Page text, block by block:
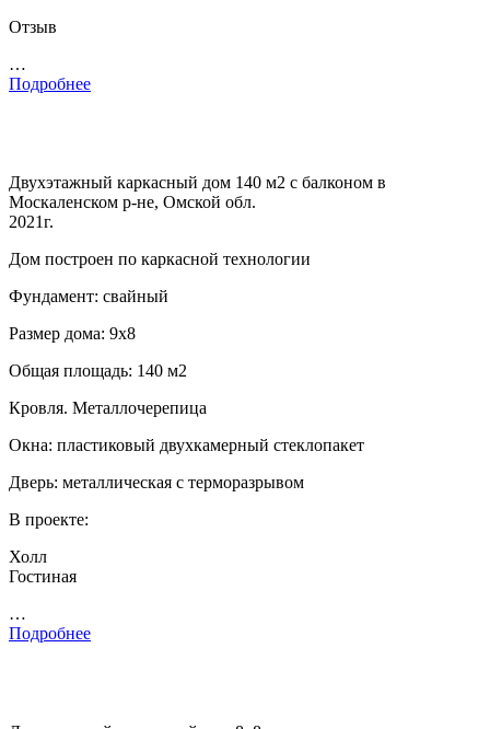
Отзыв
…
Подробнее
Двухэтажный каркасный дом 140 м2 с балконом в
Москаленском р-не, Омской обл.
2021г.
Дом построен по каркасной технологии
Фундамент: свайный
Размер дома: 9х8
Общая площадь: 140 м2
Кровля. Металлочерепица
Окна: пластиковый двухкамерный стеклопакет
Дверь: металлическая с терморазрывом
В проекте:
Холл
Гостиная
…
Подробнее